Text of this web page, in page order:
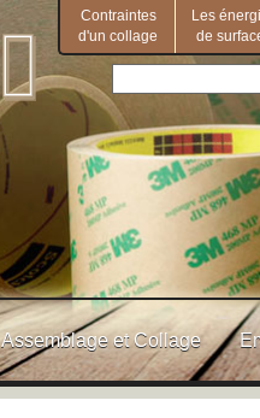
Contraintes
d'un collage
Les
de
Assemblage et Collage